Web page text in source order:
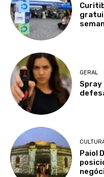
GERAL
Spray
Paiol